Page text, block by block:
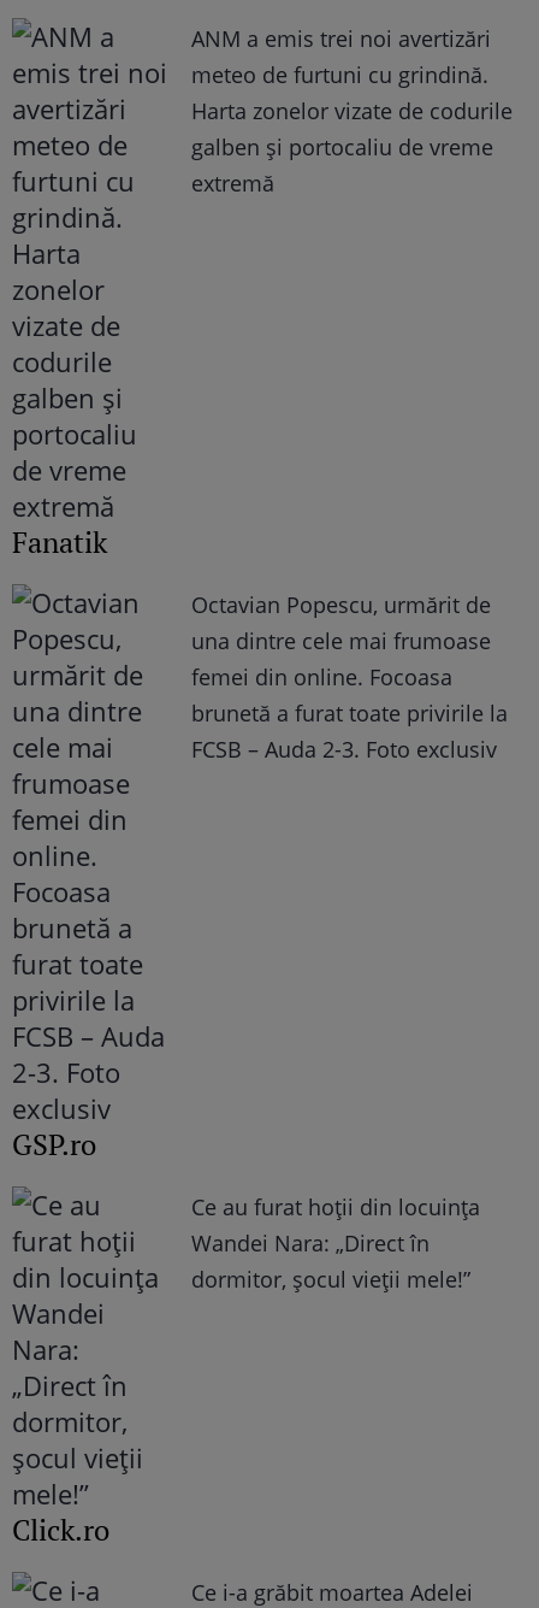
ANM a emis trei noi avertizări
meteo de furtuni cu grindină.
Harta zonelor vizate de codurile
galben și portocaliu de vreme
extremă
Fanatik
Octavian Popescu, urmărit de
una dintre cele mai frumoase
femei din online. Focoasa
brunetă a furat toate privirile la
FCSB – Auda 2-3. Foto exclusiv
GSP.ro
Ce au furat hoții din locuința
Wandei Nara: „Direct în
dormitor, șocul vieții mele!”
Click.ro
Ce i-a grăbit moartea Adelei